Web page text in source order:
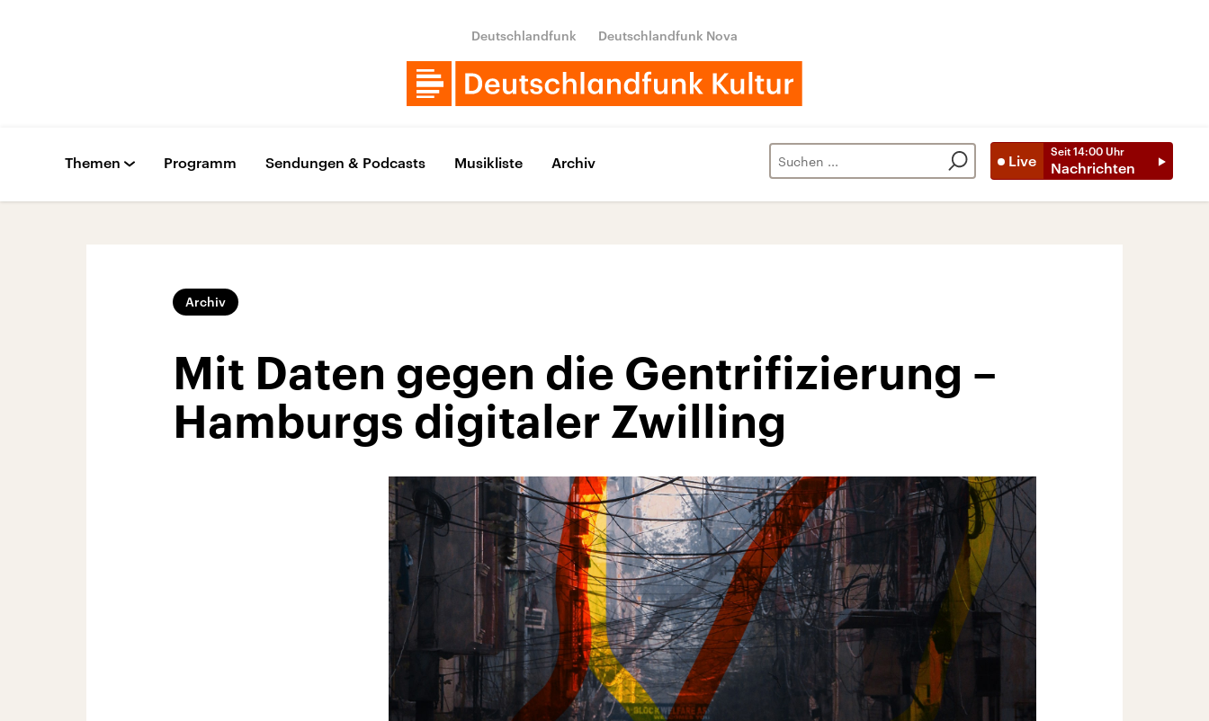
Deutschlandfunk Deutschlandfunk Nova
Live
Seit 14:00 Uhr
Nachrichten
Themen Programm Sendungen & Podcasts Musikliste Archiv
Archiv
Mit Daten gegen die Gentrifizierung –
Hamburgs digitaler Zwilling